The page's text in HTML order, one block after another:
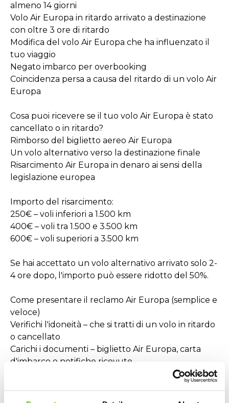
almeno 14 giorni
Volo Air Europa in ritardo arrivato a destinazione
con oltre 3 ore di ritardo
Modifica del volo Air Europa che ha influenzato il
tuo viaggio
Negato imbarco per overbooking
Coincidenza persa a causa del ritardo di un volo Air
Europa
Cosa puoi ricevere se il tuo volo Air Europa è stato
cancellato o in ritardo?
Rimborso del biglietto aereo Air Europa
Un volo alternativo verso la destinazione finale
Risarcimento Air Europa in denaro ai sensi della
legislazione europea
Importo del risarcimento:
250€ – voli inferiori a 1.500 km
400€ – voli tra 1.500 e 3.500 km
600€ – voli superiori a 3.500 km
Se hai accettato un volo alternativo arrivato solo 2-
4 ore dopo, l'importo può essere ridotto del 50%.
Come presentare il reclamo Air Europa (semplice e
veloce)
Verifichi l'idoneità – che si tratti di un volo in ritardo
o cancellato
Carichi i documenti – biglietto Air Europa, carta
d'imbarco o notifiche ricevute
Invii la richiesta tramite AirClaim – tutto online, in